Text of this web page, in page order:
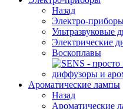
Назад
Электро-
Ультразвуковые
Электрические
Воскоплавы
Ароматические лампы
Назад
Ароматические